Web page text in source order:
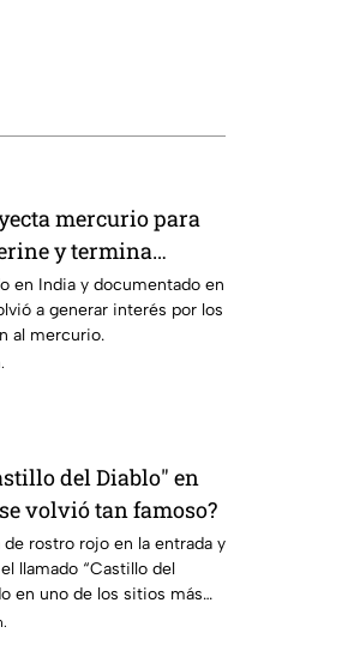
mercurio para
y termina
en India y documentado en
a generar interés por los
al mercurio.
del Diablo" en
volvió tan famoso?
rostro rojo en la entrada y
llamado “Castillo del
en uno de los sitios más